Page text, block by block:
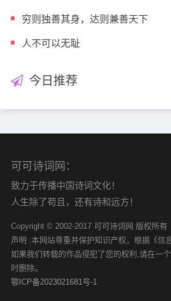
穷则独善其身，达则兼善天下
人不可以无耻
今日推荐
可可诗词网：
致力于传播中国诗词文化！
人生除了苟且，还有诗和远方！
Copyright © 2002-2017 可可诗词网 版权所有
声明 :本网站尊重并保护知识产权，根据《信
如果我们转载的作品侵犯了您的权利,请在一
时删除。
鄂ICP备2023021681号-1